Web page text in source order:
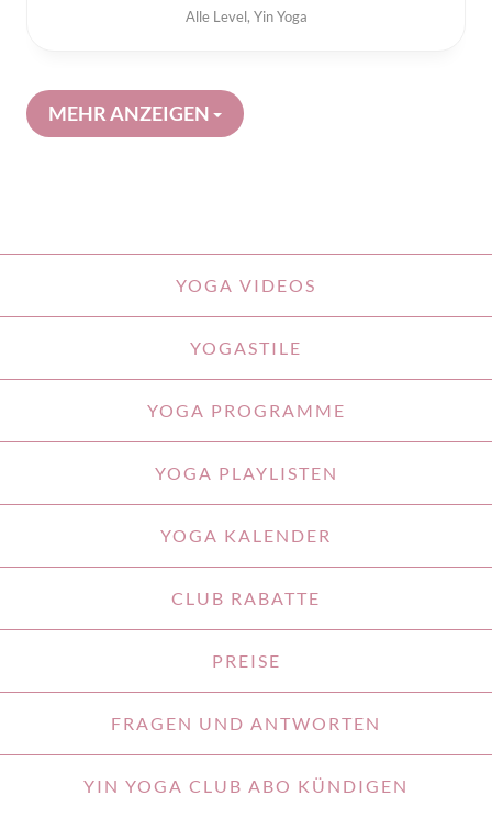
Alle Level, Yin Yoga
MEHR ANZEIGEN
YOGA VIDEOS
YOGASTILE
YOGA PROGRAMME
YOGA PLAYLISTEN
YOGA KALENDER
CLUB RABATTE
PREISE
FRAGEN UND ANTWORTEN
YIN YOGA CLUB ABO KÜNDIGEN